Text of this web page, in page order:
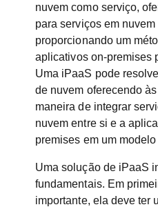
nuvem como serviço,
para serviços em
proporcionando um
aplicativos on-premises
Uma iPaaS pode
de nuvem oferecendo
maneira de integrar
nuvem entre si e a
premises em um
Uma solução de iPaaS
fundamentais. Em
importante, ela deve ter